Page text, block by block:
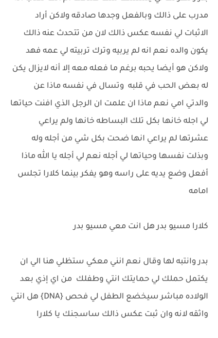
مدرب على ذالك وبالفعل وجدها صادقه ولاكن أراد
الاثبات لي نفسه عكس ذالك لان من تتحدث عنه ذالك
يكون والده نعم انه لم يربيه وترك تربيته لي عمه فهد
ولاكن هو أيضا يحبه برغم ما فعله معه إلا أنه لايزال يكن
له بعض الحب في قلبه وتسال في نفسه ماذا عن
والدتي امي نعم ماذا ان علمت ان الرجل الذي افنت حياتها
لي اجله خانها بكل تلك البساطه خانها ولم يراعي
عشرتها لم يراعي انها ضحت بكل شي من أجله وله
وبذلت نفسها وحياتها لي أجله نعم لي أجله يا الله ماذا
أفعل وضع يديه على راسه وهو يفكر بينما كلارا تجلس
امامه
كلارا مسيو بدر هل انت معي مسيو بدر
بدر وانتبه لها وقال نعم انني معكي ستظلي هنا الي ان
يكتمل حملك لي حمايتك انتي وطفلك من اي إذي بعد
الولاده مباشر سيخضع الطفل لي فحص {DNA} هل انتي
واثقه لانه وان ثبت عكس ذالك ساسجنك يا كلارا